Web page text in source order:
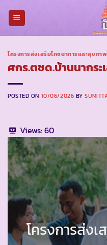
โครงการส่งเสริมโภชนาการและสุขภา
ศกร.ตชด.บ้านนากร
POSTED ON 10/06/2026 BY
Views:60
โครงการส่งเ